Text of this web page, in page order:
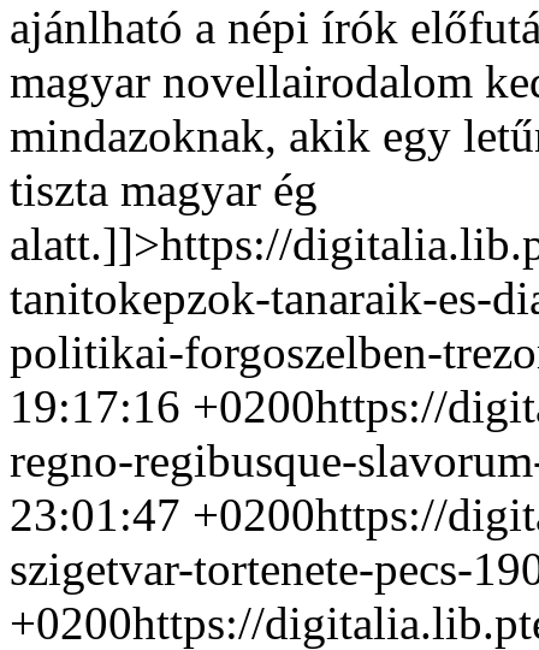
ajánlható a népi írók
magyar novellairodalom
mindazoknak, akik egy
tiszta magyar ég
alatt.]]>https://
tanitokepzok-tanaraik-es-
politikai-forgoszelben-
19:17:16 +0200https://
regno-regibusque-
23:01:47 +0200https://
szigetvar-tortenete-pecs-
+0200https://